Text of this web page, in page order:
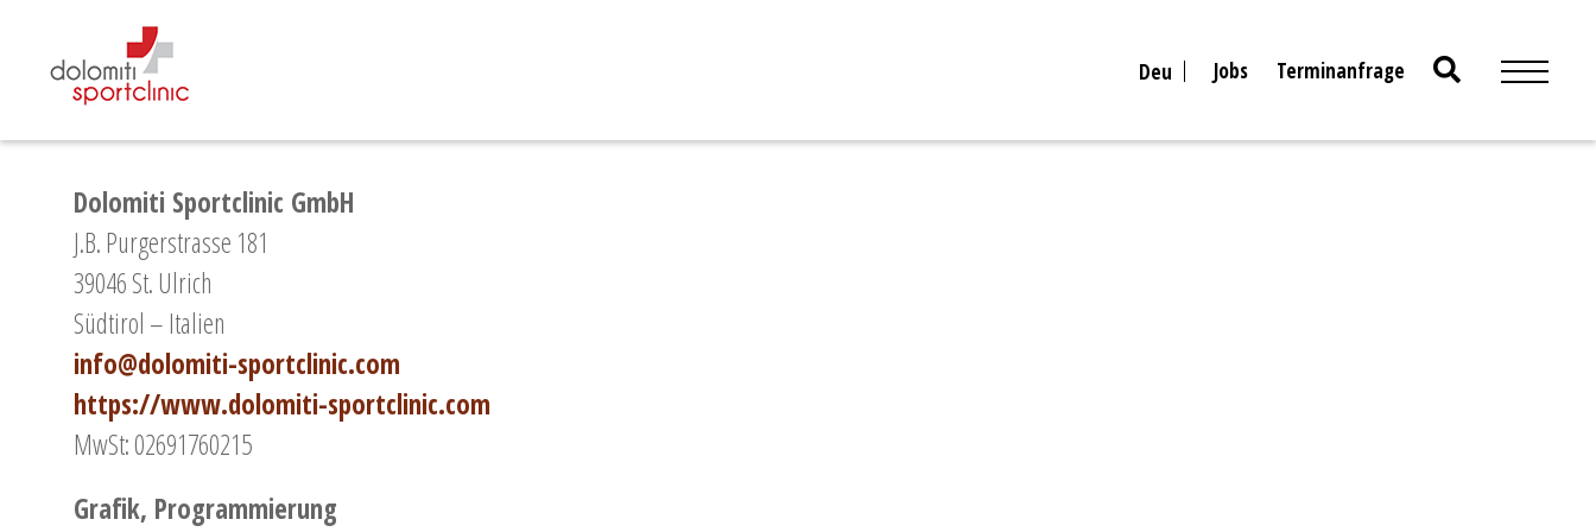
Deu Jobs Terminanfrage
Search
Dolomiti Sportclinic GmbH
J.B. Purgerstrasse 181
39046 St. Ulrich
Südtirol – Italien
info@dolomiti-sportclinic.com
https://www.dolomiti-sportclinic.com
MwSt: 02691760215
Grafik, Programmierung